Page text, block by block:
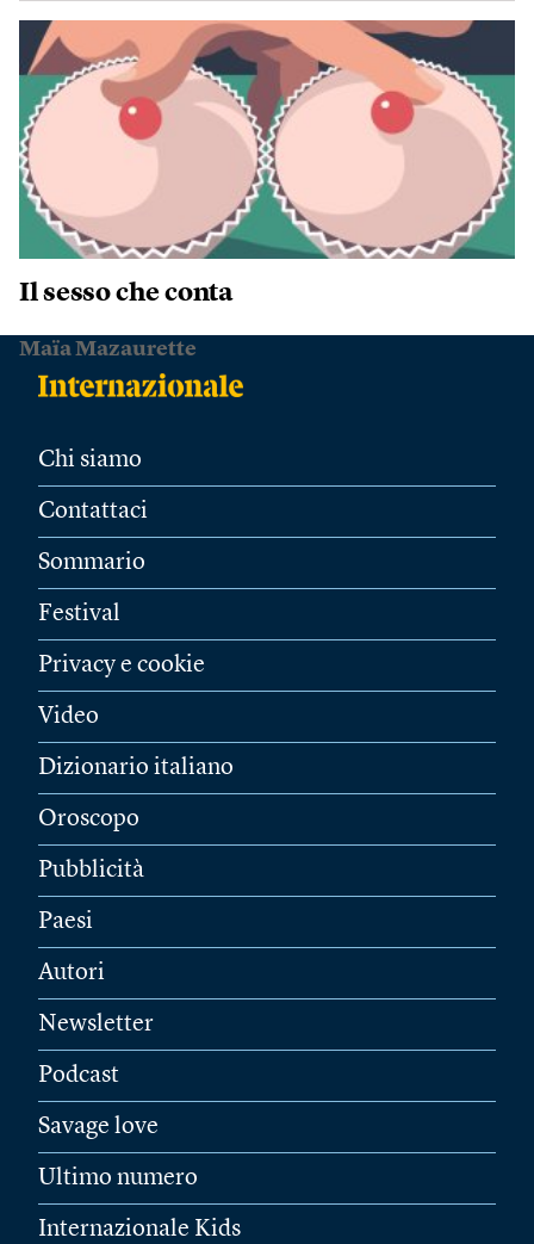
Il sesso che conta
Maïa Mazaurette
Chi siamo
Contattaci
Sommario
Festival
Privacy e cookie
Video
Dizionario italiano
Oroscopo
Pubblicità
Paesi
Autori
Newsletter
Podcast
Savage love
Ultimo numero
Internazionale Kids